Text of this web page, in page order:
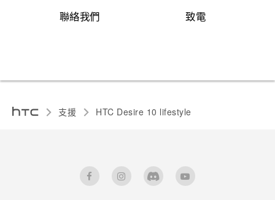
聯絡我們 致電
支援 HTC Desire 10 lifestyle‎